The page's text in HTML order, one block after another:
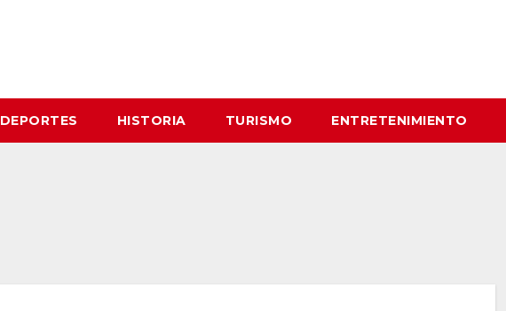
DEPORTES HISTORIA TURISMO ENTRETENIMIENTO